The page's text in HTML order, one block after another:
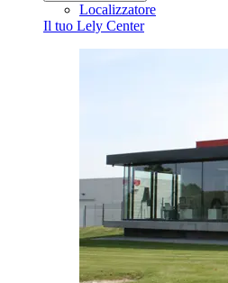
Localizzatore
Il tuo Lely Center